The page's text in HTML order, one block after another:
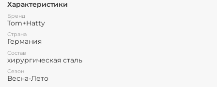
Характеристики
Бренд
Tom+Hatty
Страна
Германия
Состав
хирургическая сталь
Сезон
Весна-Лето